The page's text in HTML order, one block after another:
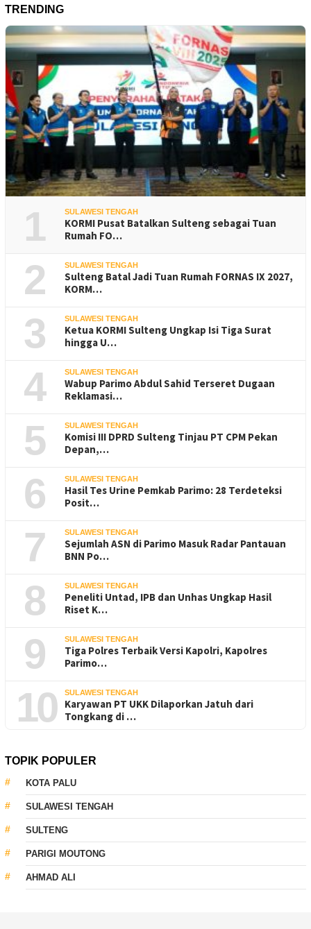
TRENDING
1 SULAWESI TENGAH
KORMI Pusat Batalkan Sulteng sebagai Tuan
Rumah FO…
2 SULAWESI TENGAH
Sulteng Batal Jadi Tuan Rumah FORNAS IX 2027,
KORM…
3 SULAWESI TENGAH
Ketua KORMI Sulteng Ungkap Isi Tiga Surat
hingga U…
4 SULAWESI TENGAH
Wabup Parimo Abdul Sahid Terseret Dugaan
Reklamasi…
5 SULAWESI TENGAH
Komisi III DPRD Sulteng Tinjau PT CPM Pekan
Depan,…
6 SULAWESI TENGAH
Hasil Tes Urine Pemkab Parimo: 28 Terdeteksi
Posit…
7 SULAWESI TENGAH
Sejumlah ASN di Parimo Masuk Radar Pantauan
BNN Po…
8 SULAWESI TENGAH
Peneliti Untad, IPB dan Unhas Ungkap Hasil
Riset K…
9 SULAWESI TENGAH
Tiga Polres Terbaik Versi Kapolri, Kapolres
Parimo…
10 SULAWESI TENGAH
Karyawan PT UKK Dilaporkan Jatuh dari
Tongkang di …
TOPIK POPULER
KOTA PALU
SULAWESI TENGAH
SULTENG
PARIGI MOUTONG
AHMAD ALI